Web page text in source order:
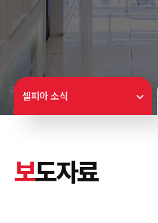
셀피아 소식
보도자료